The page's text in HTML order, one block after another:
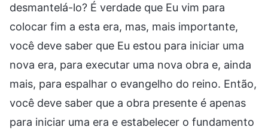
desmantelá-lo? É verdade que Eu vim para
colocar fim a esta era, mas, mais importante,
você deve saber que Eu estou para iniciar uma
nova era, para executar uma nova obra e, ainda
mais, para espalhar o evangelho do reino. Então,
você deve saber que a obra presente é apenas
para iniciar uma era e estabelecer o fundamento